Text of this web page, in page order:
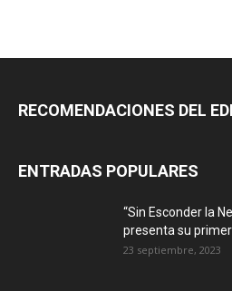
RECOMENDACIONES DEL
ENTRADAS POPULARES
“Sin Esconder la
presenta su
23 septiembre, 2023